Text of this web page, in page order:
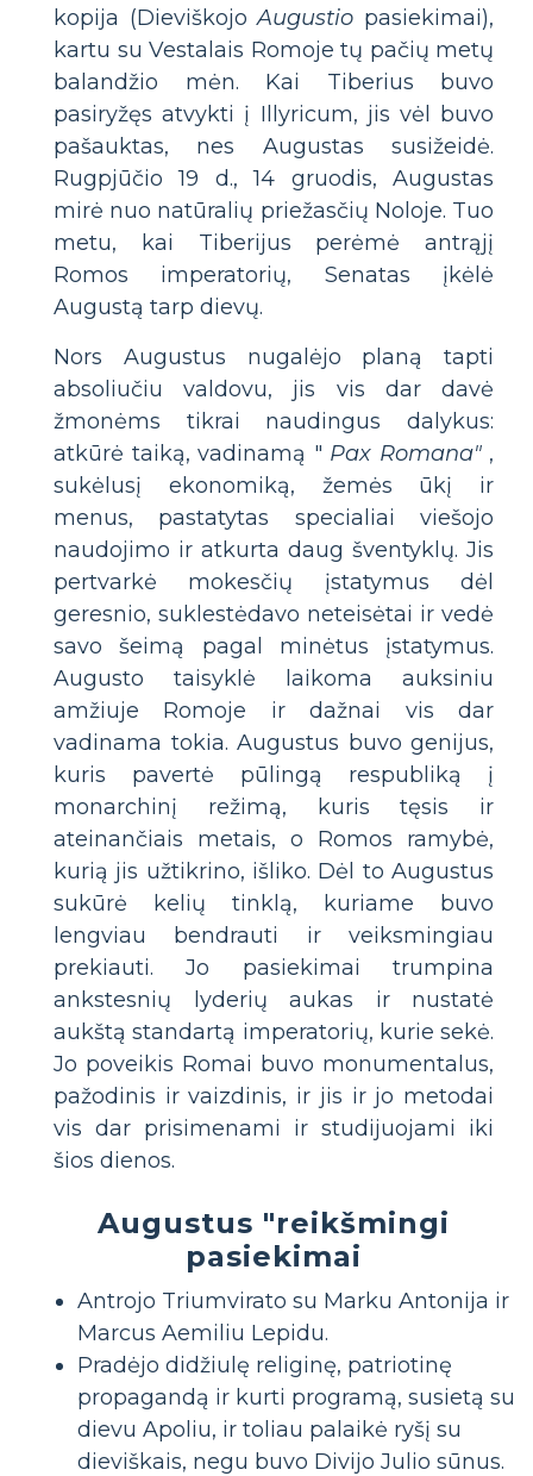
kopija (DieviškojoAugustio pasiekimai),
kartu su Vestalais Romoje tų pačių metų
balandžio mėn. Kai Tiberius buvo
pasiryžęs atvykti į Illyricum, jis vėl buvo
pašauktas, nes Augustas susižeidė.
Rugpjūčio 19 d., 14 gruodis, Augustas
mirė nuo natūralių priežasčių Noloje. Tuo
metu, kai Tiberijus perėmė antrąjį
Romos imperatorių, Senatas įkėlė
Augustą tarp dievų.
Nors Augustus nugalėjo planą tapti
absoliučiu valdovu, jis vis dar davė
žmonėms tikrai naudingus dalykus:
atkūrė taiką, vadinamą " Pax Romana",
sukėlusį ekonomiką, žemės ūkį ir
menus, pastatytas specialiai viešojo
naudojimo ir atkurta daug šventyklų. Jis
pertvarkė mokesčių įstatymus dėl
geresnio, suklestėdavo neteisėtai ir vedė
savo šeimą pagal minėtus įstatymus.
Augusto taisyklė laikoma auksiniu
amžiuje Romoje ir dažnai vis dar
vadinama tokia. Augustus buvo genijus,
kuris pavertė pūlingą respubliką į
monarchinį režimą, kuris tęsis ir
ateinančiais metais, o Romos ramybė,
kurią jis užtikrino, išliko. Dėl to Augustus
sukūrė kelių tinklą, kuriame buvo
lengviau bendrauti ir veiksmingiau
prekiauti. Jo pasiekimai trumpina
ankstesnių lyderių aukas ir nustatė
aukštą standartą imperatorių, kurie sekė.
Jo poveikis Romai buvo monumentalus,
pažodinis ir vaizdinis, ir jis ir jo metodai
vis dar prisimenami ir studijuojami iki
šios dienos.
Augustus "reikšmingi
pasiekimai
Antrojo Triumvirato su Marku Antonija ir
Marcus Aemiliu Lepidu.
Pradėjo didžiulę religinę, patriotinę
propagandą ir kurti programą, susietą su
dievu Apoliu, ir toliau palaikė ryšį su
dieviškais, negu buvo Divijo Julio sūnus.